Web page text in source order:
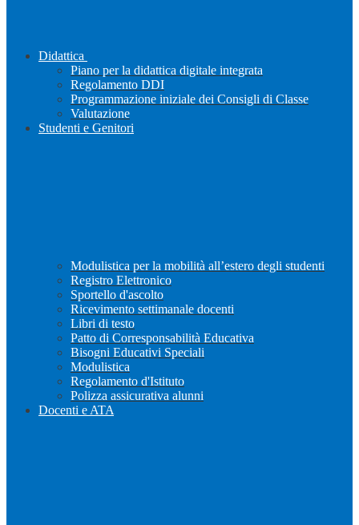
Didattica
Piano per la didattica digitale integrata
Regolamento DDI
Programmazione iniziale dei Consigli di Classe
Valutazione
Studenti e Genitori
Modulistica per la mobilità all’estero degli studenti
Registro Elettronico
Sportello d'ascolto
Ricevimento settimanale docenti
Libri di testo
Patto di Corresponsabilità Educativa
Bisogni Educativi Speciali
Modulistica
Regolamento d'Istituto
Polizza assicurativa alunni
Docenti e ATA